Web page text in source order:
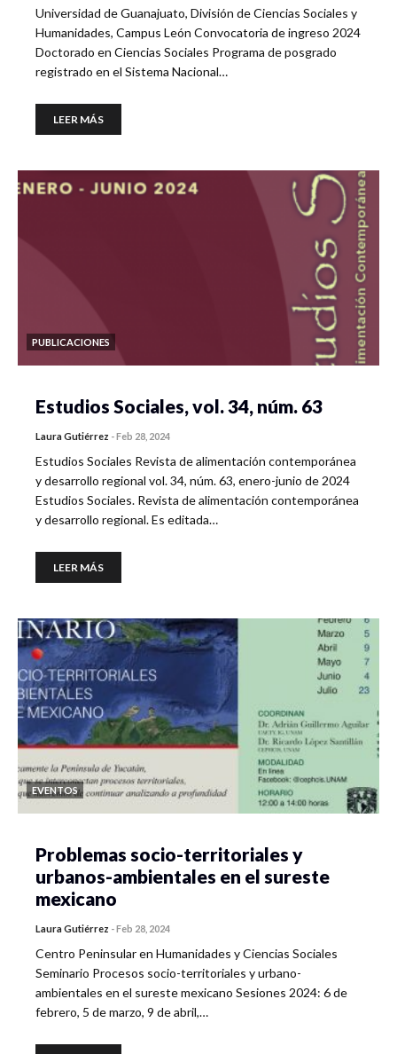
Universidad de Guanajuato, División de Ciencias Sociales y
Humanidades, Campus León Convocatoria de ingreso 2024
Doctorado en Ciencias Sociales Programa de posgrado
registrado en el Sistema Nacional…
LEER MÁS
PUBLICACIONES
Estudios Sociales, vol. 34, núm. 63
Laura Gutiérrez -Feb 28, 2024
Estudios Sociales Revista de alimentación contemporánea
y desarrollo regional vol. 34, núm. 63, enero-junio de 2024
Estudios Sociales. Revista de alimentación contemporánea
y desarrollo regional. Es editada…
LEER MÁS
EVENTOS
Problemas socio-territoriales y
urbanos-ambientales en el sureste
mexicano
Laura Gutiérrez -Feb 28, 2024
Centro Peninsular en Humanidades y Ciencias Sociales
Seminario Procesos socio-territoriales y urbano-
ambientales en el sureste mexicano Sesiones 2024: 6 de
febrero, 5 de marzo, 9 de abril,…